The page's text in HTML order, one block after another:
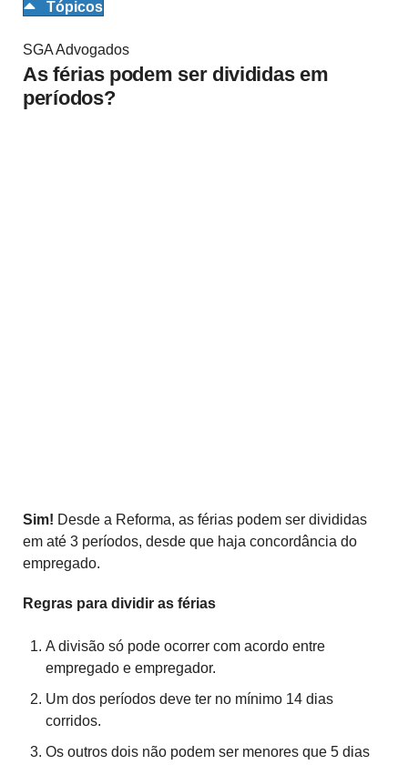
Tópicos
SGA Advogados
As férias podem ser divididas em
períodos?
Sim! Desde a Reforma, as férias podem ser divididas
em até 3 períodos, desde que haja concordância do
empregado.
Regras para dividir as férias
A divisão só pode ocorrer com acordo entre
empregado e empregador.
Um dos períodos deve ter no mínimo 14 dias
corridos.
Os outros dois não podem ser menores que 5 dias